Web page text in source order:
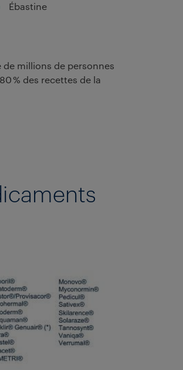
Ébastine
millions de personnes
% des recettes de la